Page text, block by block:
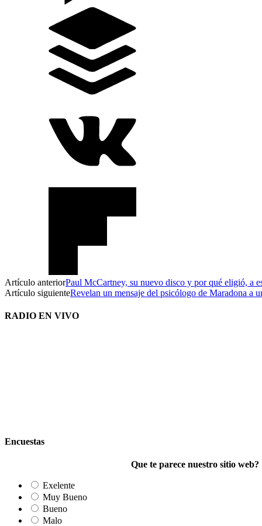
Artículo anteriorPaul McCartney, su nuevo disco y por qué eligió, a
Artículo siguienteRevelan un mensaje del psicólogo de Maradona a
RADIO EN VIVO
Encuestas
Que te parece nuestro sitio web?
Exelente
Muy Bueno
Bueno
Malo